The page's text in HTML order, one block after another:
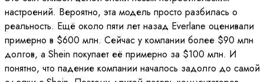
настроений. Вероятно, эта модель просто разбилась о
реальность. Ещё около пяти лет назад Everlane оценивали
примерно в $600 млн. Сейчас у компании более $90 млн
долгов, а Shein покупает её примерно за $100 млн. И
понятно, что падение компании началось задолго до самой